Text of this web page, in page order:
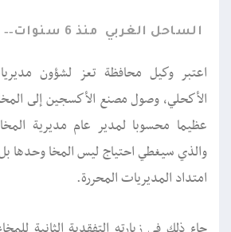
الساحل الغربي منذ 6 سنوات
اعتبر وكيل محافظة تعز لشؤون
الأكحلي، وصول مصنع الأكسجين إلى
عظيما محسوبا لمدير عام مديرية
والذي سيغطي احتياج ليس المخا وحدها
امتداد المديريات المحررة.